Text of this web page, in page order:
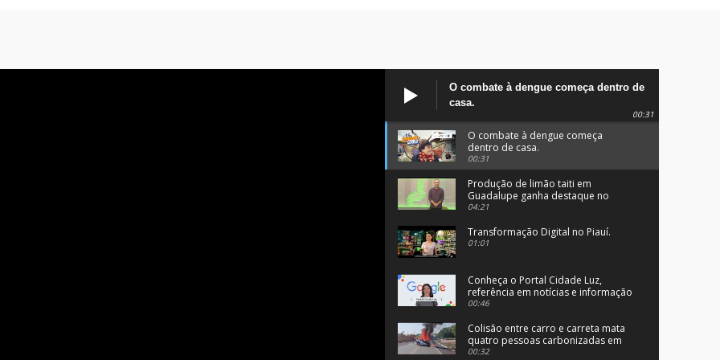
O combate à dengue começa dentro de
casa.
00:31
O combate à dengue começa
dentro de casa.
00:31
Produção de limão taiti em
Guadalupe ganha destaque no
programa Clube Rural.
04:21
Transformação Digital no Piauí.
01:01
Conheça o Portal Cidade Luz,
referência em notícias e informação
no Sul do Piauí.
00:46
Colisão entre carro e carreta mata
quatro pessoas carbonizadas em
Angical, no Piauí.
00:32